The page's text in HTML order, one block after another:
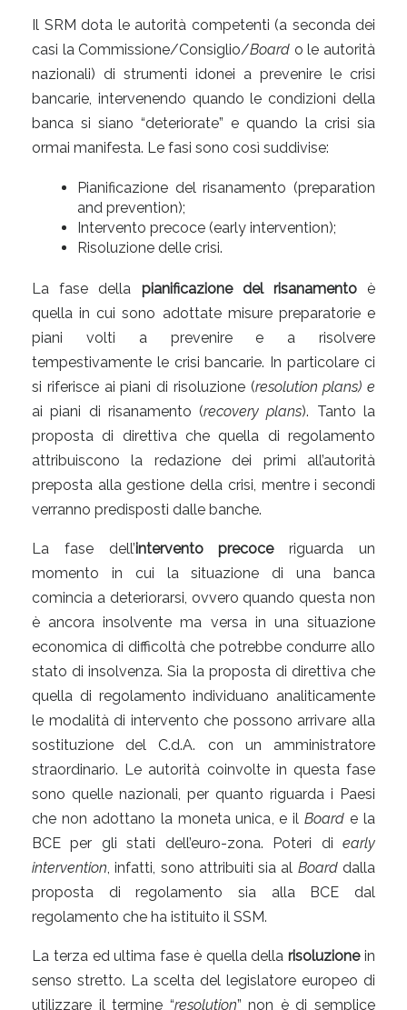
Il SRM dota le autorità competenti (a seconda dei
casi la Commissione/Consiglio/Board o le autorità
nazionali) di strumenti idonei a prevenire le crisi
bancarie, intervenendo quando le condizioni della
banca si siano “deteriorate” e quando la crisi sia
ormai manifesta. Le fasi sono così suddivise:
Pianificazione del risanamento (preparation
and prevention);
Intervento precoce (early intervention);
Risoluzione delle crisi.
La fase della pianificazione del risanamentoè
quella in cui sono adottate misure preparatorie e
piani volti a prevenire e a risolvere
tempestivamente le crisi bancarie. In particolare ci
si riferisce ai piani di risoluzione (resolution plans) e
ai piani di risanamento (recovery plans). Tanto la
proposta di direttiva che quella di regolamento
attribuiscono la redazione dei primi all’autorità
preposta alla gestione della crisi, mentre i secondi
verranno predisposti dalle banche.
La fase dell’intervento precoceriguarda un
momento in cui la situazione di una banca
comincia a deteriorarsi, ovvero quando questa non
è ancora insolvente ma versa in una situazione
economica di difficoltà che potrebbe condurre allo
stato di insolvenza. Sia la proposta di direttiva che
quella di regolamento individuano analiticamente
le modalità di intervento che possono arrivare alla
sostituzione del C.d.A. con un amministratore
straordinario. Le autorità coinvolte in questa fase
sono quelle nazionali, per quanto riguarda i Paesi
che non adottano la moneta unica, e ilBoard e la
BCE per gli stati dell’euro-zona. Poteri di early
intervention , infatti, sono attribuiti sia al Boarddalla
proposta di regolamento sia alla BCE dal
regolamento che ha istituito il SSM.
La terza ed ultima fase è quella dellarisoluzionein
senso stretto. La scelta del legislatore europeo di
utilizzare il termine “resolution” non è di semplice